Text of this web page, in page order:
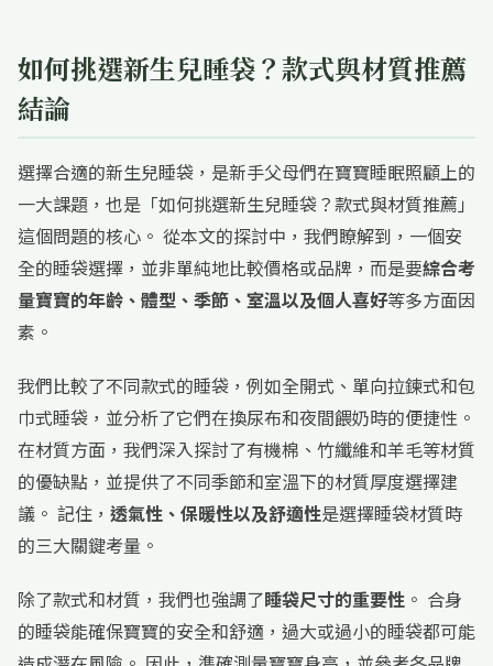
如何挑選新生兒睡袋？款式與材質推薦
結論
選擇合適的新生兒睡袋，是新手父母們在寶寶睡眠照顧上的
一大課題，也是「如何挑選新生兒睡袋？款式與材質推薦」
這個問題的核心。 從本文的探討中，我們瞭解到，一個安
全的睡袋選擇，並非單純地比較價格或品牌，而是要綜合考
量寶寶的年齡、體型、季節、室溫以及個人喜好等多方面因
素。
我們比較了不同款式的睡袋，例如全開式、單向拉鍊式和包
巾式睡袋，並分析了它們在換尿布和夜間餵奶時的便捷性。
在材質方面，我們深入探討了有機棉、竹纖維和羊毛等材質
的優缺點，並提供了不同季節和室溫下的材質厚度選擇建
議。 記住， 透氣性、保暖性以及舒適性是選擇睡袋材質時
的三大關鍵考量。
除了款式和材質，我們也強調了睡袋尺寸的重要性 。 合身
的睡袋能確保寶寶的安全和舒適，過大或過小的睡袋都可能